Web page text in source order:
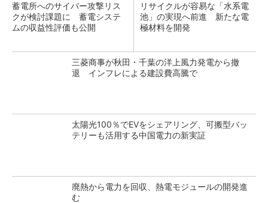
蓄電所へのサイバー攻撃リス
クが検討課題に 蓄電システ
ムの収益性評価も公開
リサイクルが容易な「水系電
池」の実現へ前進 新たな電
極材料を開発
三菱商事が秋田・千葉の洋上風力発電から撤
退 インフレによる建設費高騰で
太陽光100％でEVをシェアリング、可搬型バッ
テリーも活用する中国電力の新実証
廃熱から電力を回収、熱電モジュールの開発進
む